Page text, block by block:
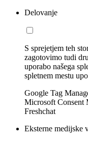
Delovanje
S sprejetjem teh
zagotovimo tudi
uporabo našega
spletnem mestu
Google Tag
Microsoft Consent
Freshchat
Eksterne medijske